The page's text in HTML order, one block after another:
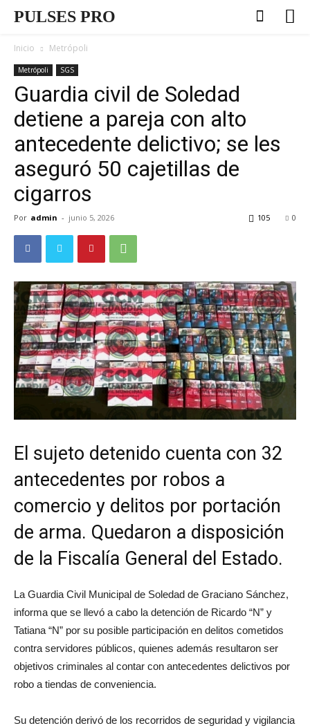
PULSES PRO
Inicio Metrópoli
Metrópoli SGS
Guardia civil de Soledad
detiene a pareja con alto
antecedente delictivo; se les
aseguró 50 cajetillas de
cigarros
Por admin - junio 5, 2026 0
105
El sujeto detenido cuenta con 32
antecedentes por robos a
comercio y delitos por portación
de arma. Quedaron a disposición
de la Fiscalía General del Estado.
La Guardia Civil Municipal de Soledad de Graciano Sánchez,
informa que se llevó a cabo la detención de Ricardo “N” y
Tatiana “N” por su posible participación en delitos cometidos
contra servidores públicos, quienes además resultaron ser
objetivos criminales al contar con antecedentes delictivos por
robo a tiendas de conveniencia.
Su detención derivó de los recorridos de seguridad y vigilancia